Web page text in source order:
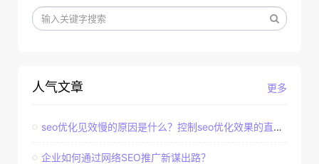
更多
人气文章
seo优化见效慢的原因是什么？控制seo优化效果的直接因素
企业如何通过网络SEO推广新谋出路？